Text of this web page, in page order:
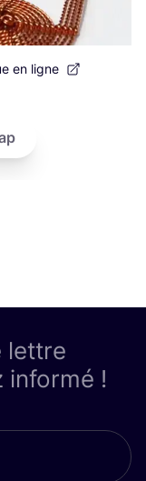
en ligne
lettre
informé !